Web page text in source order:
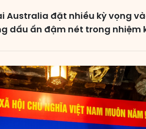
Australia đặt nhiều kỳ vọng
dấu ấn đậm nét trong nhiệm